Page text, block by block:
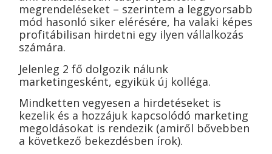
megrendeléseket – szerintem a leggyorsabb
mód hasonló siker elérésére, ha valaki képes
profitábilisan hirdetni egy ilyen vállalkozás
számára.
Jelenleg 2 fő dolgozik nálunk
marketingesként, egyikük új kolléga.
Mindketten vegyesen a hirdetéseket is
kezelik és a hozzájuk kapcsolódó marketing
megoldásokat is rendezik (amiről bővebben
a következő bekezdésben írok).